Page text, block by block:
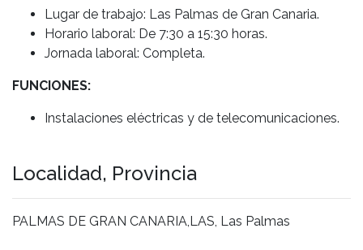
Lugar de trabajo: Las Palmas de Gran Canaria.
Horario laboral: De 7:30 a 15:30 horas.
Jornada laboral: Completa.
FUNCIONES:
Instalaciones eléctricas y de telecomunicaciones.
Localidad, Provincia
PALMAS DE GRAN CANARIA,LAS, Las Palmas